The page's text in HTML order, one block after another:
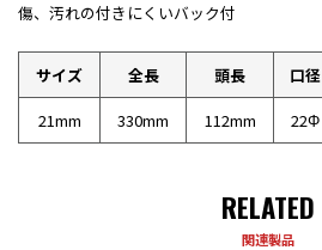
傷、汚れの付きにくいバック付
サイズ 全長 頭長 口径
21mm
330mm 112mm 22Φ
RELATED
関連製品